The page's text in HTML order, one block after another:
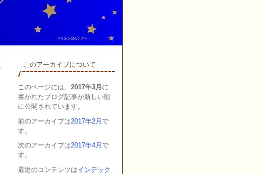
このアーカイブについて
このページには、 2017年3月 に
書かれたブログ記事が新しい順
に公開されています。
前のアーカイブは2017年2月 で
す。
次のアーカイブは2017年4月 で
す。
最近のコンテンツはインデック